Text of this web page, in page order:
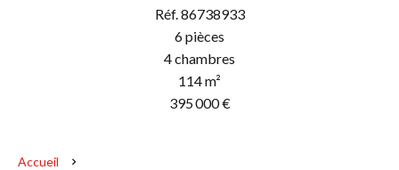
Réf. 86738933
6 pièces
4 chambres
114 m²
395 000 €
Accueil